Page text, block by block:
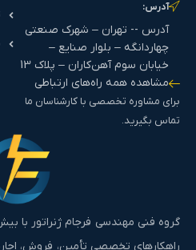
آدرس:
آدرس -- تهران – شهرک صنعتی
چهاردانگه – بلوار صنایع –
خیابان سوم آهن‌کاران – پلاک 13
مشاهده همه راه‌های ارتباطی
برای مشاوره تخصصی با کارشناسان ما
تماس بگیرید.
راهکارهای تخصصی تأمین، فروش،